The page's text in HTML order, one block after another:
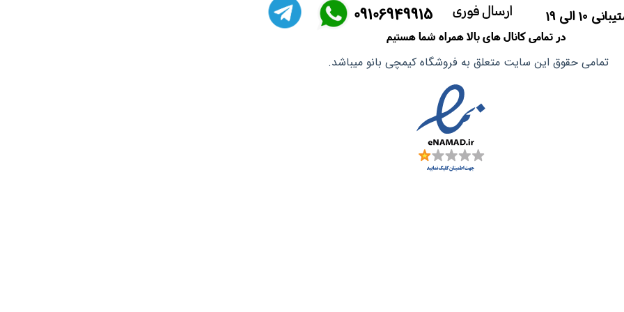
ماسک صورت
آشپزی آسیایی
تمامی حقوق این سایت متعلق به فروشگاه کیمچی بانو میباشد.
​09106949915 ارسال فوری 10 الی 19
در تمامی کانال های بالا همراه شما هستیم